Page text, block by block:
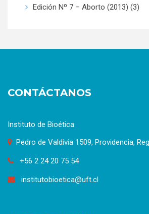
Edición Nº 7 – Aborto (2013) (3)
CONTÁCTANOS
Instituto de Bioética
Pedro de Valdivia 1509, Providencia,
+56 2 24 20 75 54
institutobioetica@uft.cl